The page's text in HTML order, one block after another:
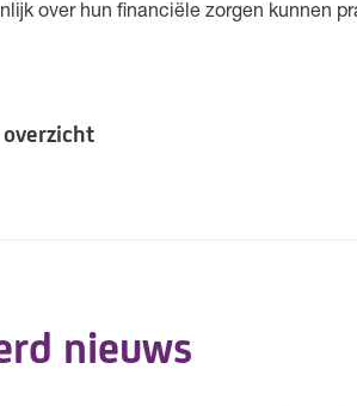
over hun financiële zorgen kunnen
nieuws